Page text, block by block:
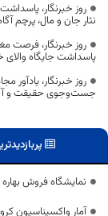
روز خبرنگار،
نثار جان و مال، پرچم
روز خبرنگار، فرصت
پاسداشت جایگاه
روز خبرنگار،
جست‌وجوی حقیقت و
نمایشگاه فروش
آمار واکسیناسیون